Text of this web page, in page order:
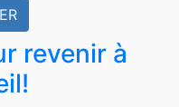
revenir à